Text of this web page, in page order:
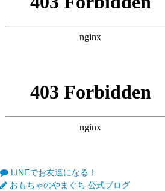
LINEでお友達になる！
おもちゃのやまぐち 公式ブログ